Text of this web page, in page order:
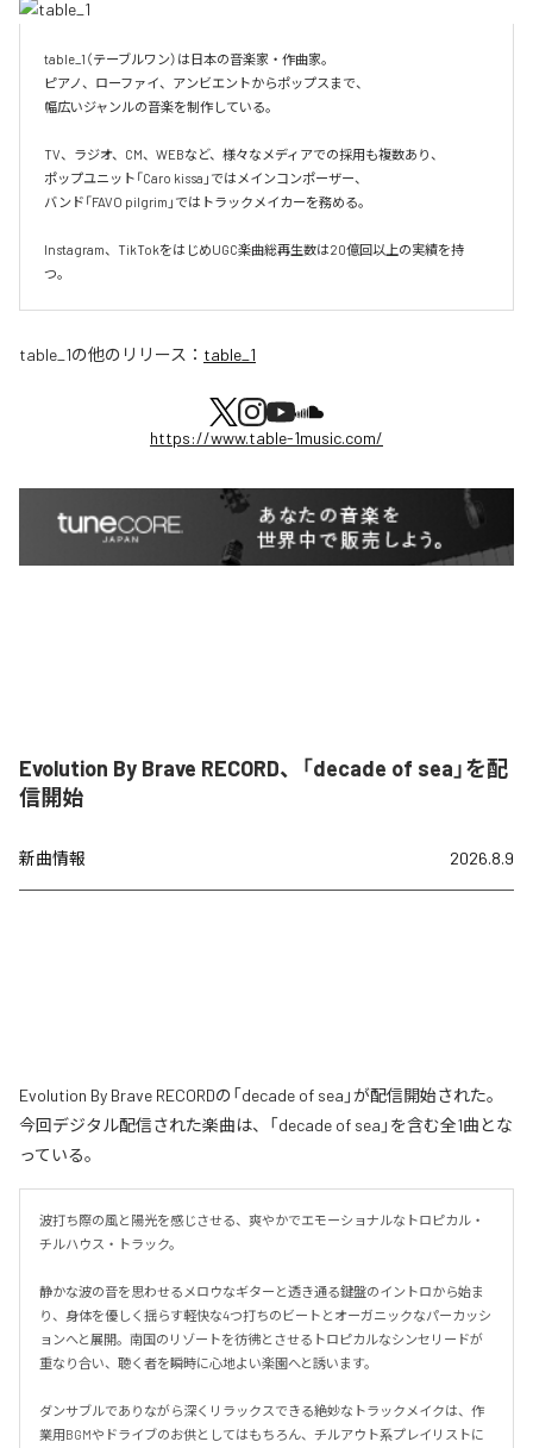
table_1（テーブルワン）は日本の音楽家・作曲家。
ピアノ、ローファイ、アンビエントからポップスまで、
幅広いジャンルの音楽を制作している。
TV、ラジオ、CM、WEBなど、様々なメディアでの採用も複数あり、
ポップユニット「Caro kissa」ではメインコンポーザー、
バンド「FAVO pilgrim」ではトラックメイカーを務める。
Instagram、TikTokをはじめUGC楽曲総再生数は20億回以上の実績を持
つ。
table_1の他のリリース： table_1
https://www.table-1music.com/
Evolution By Brave RECORD、「decade of sea」を配
信開始
新曲情報 2026.8.9
Evolution By Brave RECORDの「decade of sea」が配信開始された。
今回デジタル配信された楽曲は、「decade of sea」を含む全1曲とな
っている。
波打ち際の風と陽光を感じさせる、爽やかでエモーショナルなトロピカル・
チルハウス・トラック。
静かな波の音を思わせるメロウなギターと透き通る鍵盤のイントロから始ま
り、身体を優しく揺らす軽快な4つ打ちのビートとオーガニックなパーカッシ
ョンへと展開。南国のリゾートを彷彿とさせるトロピカルなシンセリードが
重なり合い、聴く者を瞬時に心地よい楽園へと誘います。
ダンサブルでありながら深くリラックスできる絶妙なトラックメイクは、作
業用BGMやドライブのお供としてはもちろん、チルアウト系プレイリストに